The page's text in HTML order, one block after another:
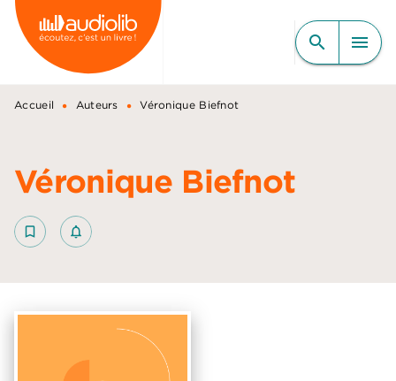
MENU RECHERCHE
CONTENU
PIED DE PAGE
search menu
Accueil • Auteurs • Véronique Biefnot
Véronique Biefnot
bookmark_border notifications_none_outlined